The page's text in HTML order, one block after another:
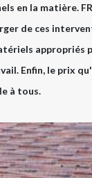
en la matière.
de ces
appropriés
Enfin, le prix
à tous.